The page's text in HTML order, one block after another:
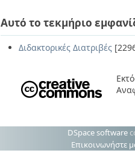
Αυτό το τεκμήριο
Διδακτορικές Διατριβές
DSpace software
Επικοινωνήστε